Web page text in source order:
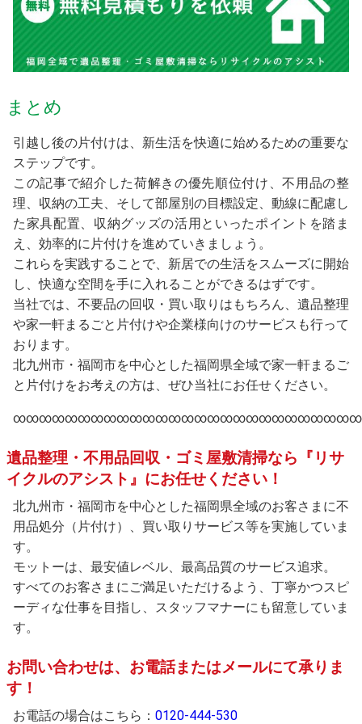
まとめ
引越し後の片付けは、新生活を快適に始めるための重要な
ステップです。
この記事で紹介した荷解きの優先順位付け、不用品の整
理、収納の工夫、そして部屋別の目標設定、動線に配慮し
た家具配置、収納グッズの活用といったポイントを踏ま
え、効率的に片付けを進めていきましょう。
これらを実践することで、新居での生活をスムーズに開始
し、快適な空間を手に入れることができるはずです。
当社では、不要品の回収・買い取りはもちろん、遺品整理
や家一軒まるごと片付けや企業様向けのサービスも行って
おります。
北九州市・福岡市を中心とした福岡県全域で家一軒まるご
と片付けをお考えの方は、ぜひ当社にお任せください。
遺品整理・不用品回収・ゴミ屋敷清掃なら『リサ
イクルのアシスト』にお任せください！
北九州市・福岡市を中心とした福岡県全域のお客さまに不
用品処分（片付け）、買い取りサービス等を実施していま
す。
モットーは、最安値レベル、最高品質のサービス追求。
すべてのお客さまにご満足いただけるよう、丁寧かつスピ
ーディな仕事を目指し、スタッフマナーにも留意していま
す。
お問い合わせは、お電話またはメールにて承りま
す！
お電話の場合はこちら： 0120-444-530